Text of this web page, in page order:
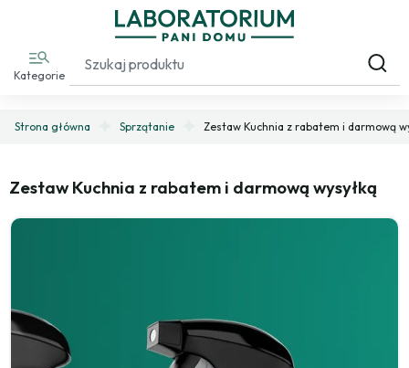
Kategorie
Strona główna Sprzątanie Zestaw Kuchnia z rabatem i darmową
Zestaw Kuchnia z rabatem i darmową wysyłką